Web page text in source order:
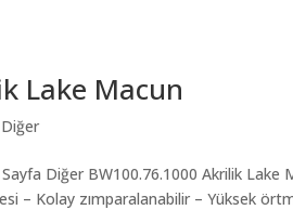
Lake Macun
Diğer
Diğer BW100.76.1000 Akrilik
– Kolay zımparalanabilir – Yüksek